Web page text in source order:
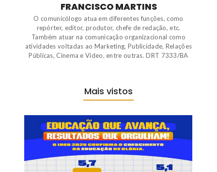
FRANCISCO MARTINS
O comunicólogo atua em diferentes funções, como
repórter, editor, produtor, chefe de redação, etc.
Também atuar na comunicação organizacional como
atividades voltadas ao Marketing, Publicidade, Relações
Públicas, Cinema e Vídeo, entre outras. DRT 7333/BA
Mais vistos